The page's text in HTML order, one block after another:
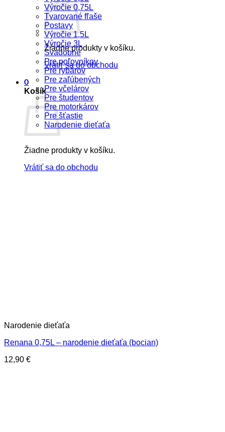
Žiadne produkty v košíku.
Vrátiť sa do obchodu
0
Košík
Žiadne produkty v košíku.
Vrátiť sa do obchodu
Výročie 0,75L
Tvarované fľaše
Postavy
Výročie 1,5L
Výročie 3L
Svadobné
Pre poľovníkov
Pre rybárov
Pre zaľúbených
Pre včelárov
Pre študentov
Pre motorkárov
Pre šťastie
Narodenie dieťaťa
Narodenie dieťaťa
Renana 0,75L – narodenie dieťaťa (bocian)
12,90 €